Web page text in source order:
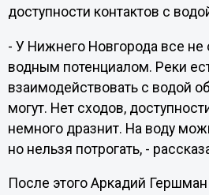
доступности контактов с
- У Нижнего Новгорода все не
водным потенциалом. Реки
взаимодействовать с водой
могут. Нет сходов,
немного дразнит. На воду
но нельзя потрогать, -
После этого Аркадий